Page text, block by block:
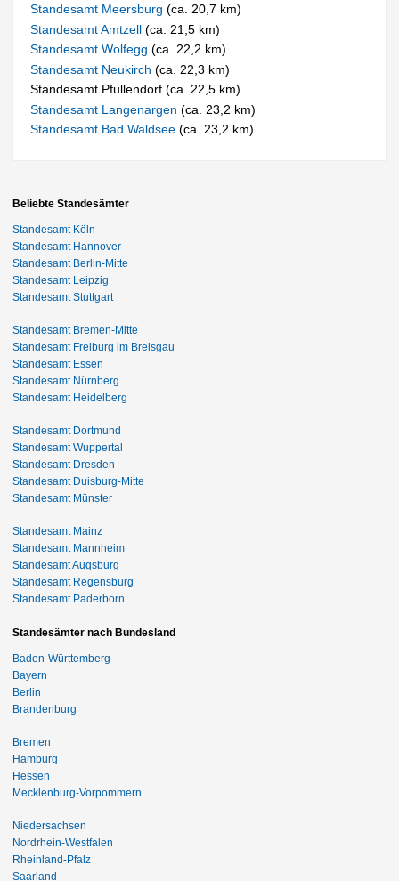
Standesamt Meersburg(ca. 20,7 km)
Standesamt Amtzell(ca. 21,5 km)
Standesamt Wolfegg(ca. 22,2 km)
Standesamt Neukirch(ca. 22,3 km)
Standesamt Pfullendorf (ca. 22,5 km)
Standesamt Langenargen(ca. 23,2 km)
Standesamt Bad Waldsee(ca. 23,2 km)
Beliebte Standesämter
Standesamt Köln
Standesamt Hannover
Standesamt Berlin-Mitte
Standesamt Leipzig
Standesamt Stuttgart
Standesamt Bremen-Mitte
Standesamt Freiburg im Breisgau
Standesamt Essen
Standesamt Nürnberg
Standesamt Heidelberg
Standesamt Dortmund
Standesamt Wuppertal
Standesamt Dresden
Standesamt Duisburg-Mitte
Standesamt Münster
Standesamt Mainz
Standesamt Mannheim
Standesamt Augsburg
Standesamt Regensburg
Standesamt Paderborn
Standesämter nach Bundesland
Baden-Württemberg
Bayern
Berlin
Brandenburg
Bremen
Hamburg
Hessen
Mecklenburg-Vorpommern
Niedersachsen
Nordrhein-Westfalen
Rheinland-Pfalz
Saarland